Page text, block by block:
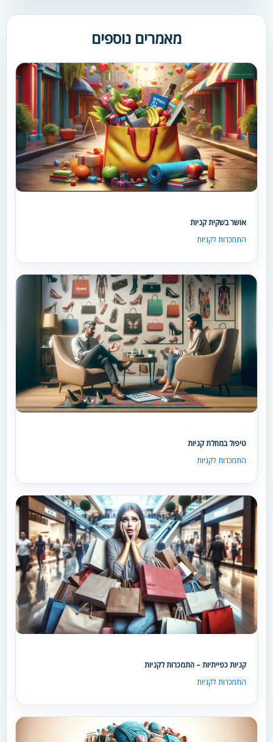
מאמרים נוספים
אושר בשקית קניות
התמכרות לקניות
טיפול במחלת קניות
התמכרות לקניות
קניות כפייתיות – התמכרות לקניות
התמכרות לקניות